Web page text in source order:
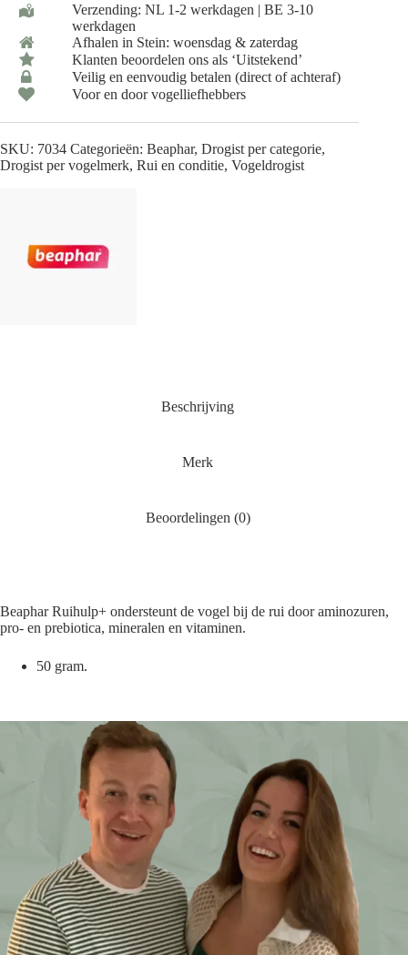
Verzending: NL 1-2 werkdagen | BE 3-10
werkdagen
Afhalen in Stein: woensdag & zaterdag
Klanten beoordelen ons als ‘Uitstekend’
Veilig en eenvoudig betalen (direct of achteraf)
Voor en door vogelliefhebbers
SKU: 7034 Categorieën: Beaphar, Drogist per categorie,
Drogist per vogelmerk, Rui en conditie, Vogeldrogist
Beschrijving
Merk
Beoordelingen (0)
Beaphar Ruihulp+ ondersteunt de vogel bij de rui door aminozuren,
pro- en prebiotica, mineralen en vitaminen.
50 gram.